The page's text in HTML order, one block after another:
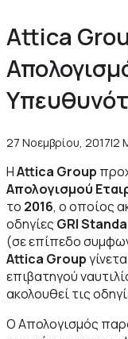
Attica
27 Νοεμβρίου, 2017|2
ΗAttica Group
Απολογισμού
το 2016, ο οποίος
οδηγίες GRI
(σε επίπεδο
Attica Group
επιβατηγού
ακολουθεί τις
Ο Απολογισμός